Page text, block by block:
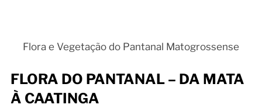
Flora e Vegetação do Pantanal Matogrossense
FLORA DO PANTANAL – DA MATA
À CAATINGA